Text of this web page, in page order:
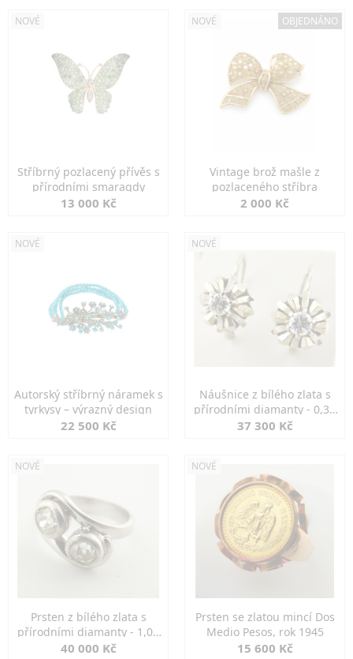
NOVÉ
Stříbrný pozlacený přívěs s
přírodními smaragdy
13 000 Kč
NOVÉ OBJEDNÁNO
Vintage brož mašle z
pozlaceného stříbra
2 000 Kč
NOVÉ
Autorský stříbrný náramek s
tyrkysy – výrazný design
22 500 Kč
NOVÉ
Náušnice z bílého zlata s
přírodními diamanty - 0,30
ct
37 300 Kč
NOVÉ
Prsten z bílého zlata s
přírodními diamanty - 1,00
ct
40 000 Kč
NOVÉ
Prsten se zlatou mincí Dos
Medio Pesos, rok 1945
15 600 Kč